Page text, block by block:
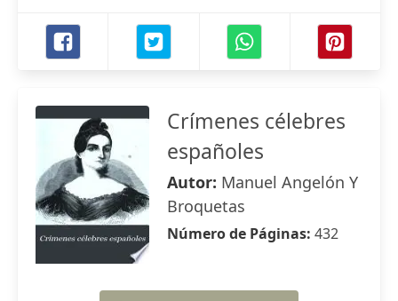
Crímenes célebres
españoles
Autor: Manuel Angelón Y
Broquetas
Número de Páginas: 432